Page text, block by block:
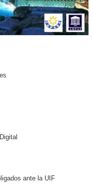
ante la UIF